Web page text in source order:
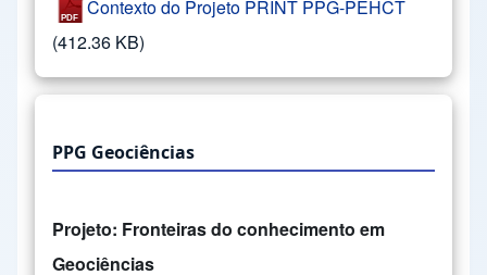
Contexto do Projeto PRINT PPG-PEHCT
(412.36 KB)
PPG Geociências
Projeto: Fronteiras do conhecimento em
Geociências